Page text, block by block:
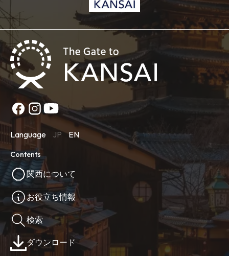
Language JP EN
Contents
関西について
お役立ち情報
検索
ダウンロード